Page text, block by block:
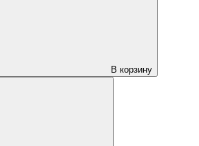
В корзину